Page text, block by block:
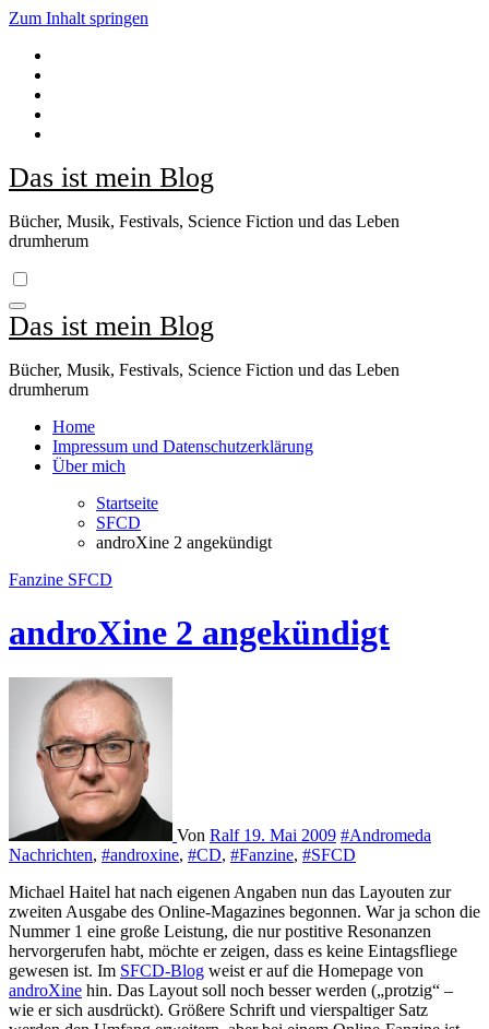
Zum Inhalt springen
Das ist mein Blog
Bücher, Musik, Festivals, Science Fiction und das Leben
drumherum
Das ist mein Blog
Bücher, Musik, Festivals, Science Fiction und das Leben
drumherum
Home
Impressum und Datenschutzerklärung
Über mich
Startseite
SFCD
androXine 2 angekündigt
Fanzine SFCD
androXine 2 angekündigt
Von Ralf 19. Mai 2009 #Andromeda
Nachrichten, #androxine, #CD, #Fanzine, #SFCD
Michael Haitel hat nach eigenen Angaben nun das Layouten zur
zweiten Ausgabe des Online-Magazines begonnen. War ja schon die
Nummer 1 eine große Leistung, die nur postitive Resonanzen
hervorgerufen habt, möchte er zeigen, dass es keine Eintagsfliege
gewesen ist. Im SFCD-Blog weist er auf die Homepage von
androXine hin. Das Layout soll noch besser werden („protzig“ –
wie er sich ausdrückt). Größere Schrift und vierspaltiger Satz